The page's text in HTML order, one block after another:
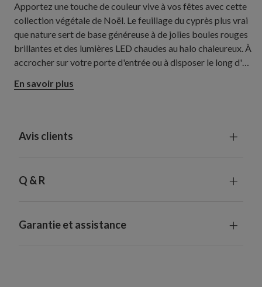
Apportez une touche de couleur vive à vos fêtes avec cette
collection végétale de Noël. Le feuillage du cyprès plus vrai
que nature sert de base généreuse à de jolies boules rouges
brillantes et des lumières LED chaudes au halo chaleureux. À
accrocher sur votre porte d'entrée ou à disposer le long d'un
touche colorée résolument joyeuse.
En savoir plus
Avis clients
Q & R
Garantie et assistance